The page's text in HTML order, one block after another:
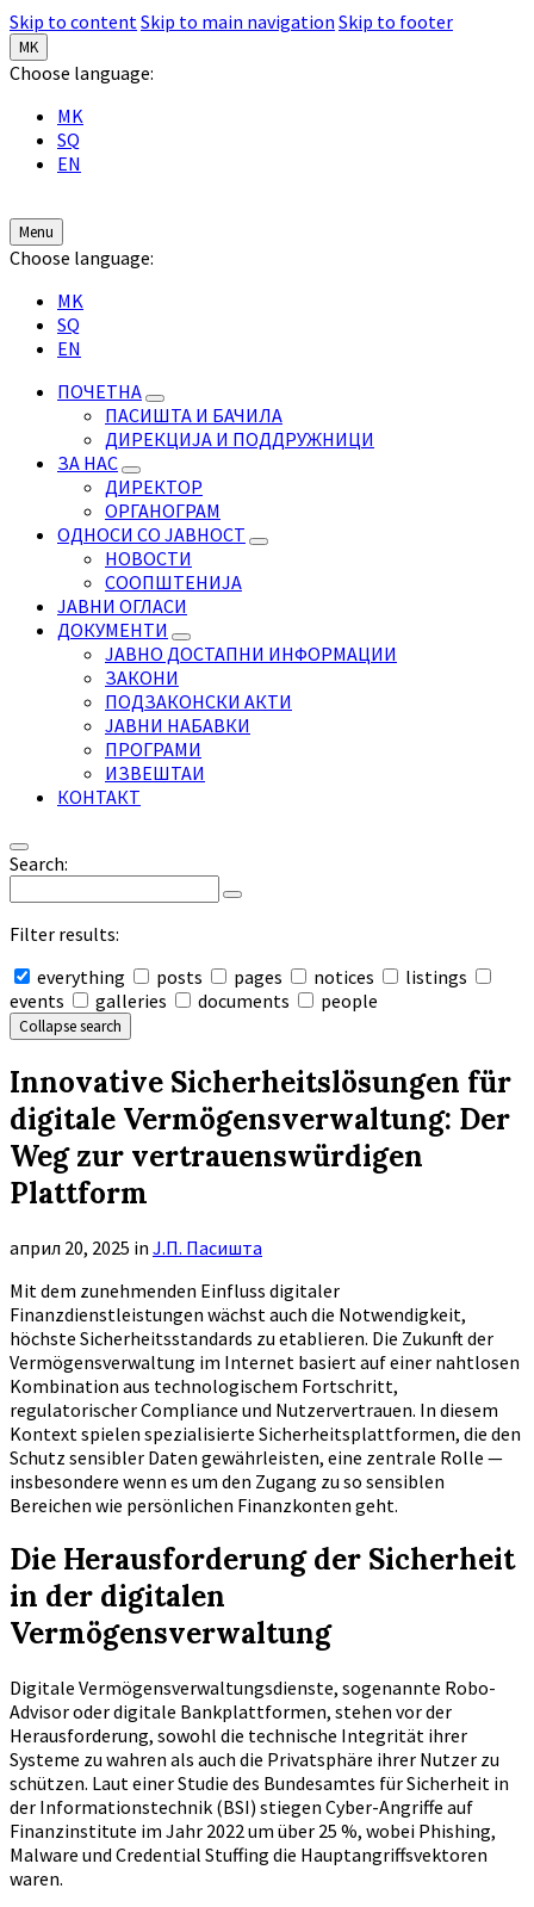
Skip to contentSkip to main navigation Skip to footer
MK
Choose language:
MK
SQ
EN
Menu
Choose language:
MK
SQ
EN
ПОЧЕТНА
ПАСИШТА И БАЧИЛА
ДИРЕКЦИЈА И ПОДДРУЖНИЦИ
ЗА НАС
ДИРЕКТОР
ОРГАНОГРАМ
ОДНОСИ СО ЈАВНОСТ
НОВОСТИ
СООПШТЕНИЈА
ЈАВНИ ОГЛАСИ
ДОКУМЕНТИ
ЈАВНО ДОСТАПНИ ИНФОРМАЦИИ
ЗАКОНИ
ПОДЗАКОНСКИ АКТИ
ЈАВНИ НАБАВКИ
ПРОГРАМИ
ИЗВЕШТАИ
КОНТАКТ
Search:
Filter results:
everything
posts pages notices
listings
events
galleries documents people
Collapse search
Innovative Sicherheitslösungen für
digitale Vermögensverwaltung: Der
Weg zur vertrauenswürdigen
Plattform
април 20, 2025 in Ј.П. Пасишта
Mit dem zunehmenden Einfluss digitaler
Finanzdienstleistungen wächst auch die Notwendigkeit,
höchste Sicherheitsstandards zu etablieren. Die Zukunft der
Vermögensverwaltung im Internet basiert auf einer nahtlosen
Kombination aus technologischem Fortschritt,
regulatorischer Compliance und Nutzervertrauen. In diesem
Kontext spielen spezialisierte Sicherheitsplattformen, die den
Schutz sensibler Daten gewährleisten, eine zentrale Rolle —
insbesondere wenn es um den Zugang zu so sensiblen
Bereichen wie persönlichen Finanzkonten geht.
Die Herausforderung der Sicherheit
in der digitalen
Vermögensverwaltung
Digitale Vermögensverwaltungsdienste, sogenannte Robo-
Advisor oder digitale Bankplattformen, stehen vor der
Herausforderung, sowohl die technische Integrität ihrer
Systeme zu wahren als auch die Privatsphäre ihrer Nutzer zu
schützen. Laut einer Studie des Bundesamtes für Sicherheit in
der Informationstechnik (BSI) stiegen Cyber-Angriffe auf
Finanzinstitute im Jahr 2022 um über 25 %, wobei Phishing,
Malware und Credential Stuffing die Hauptangriffsvektoren
waren.